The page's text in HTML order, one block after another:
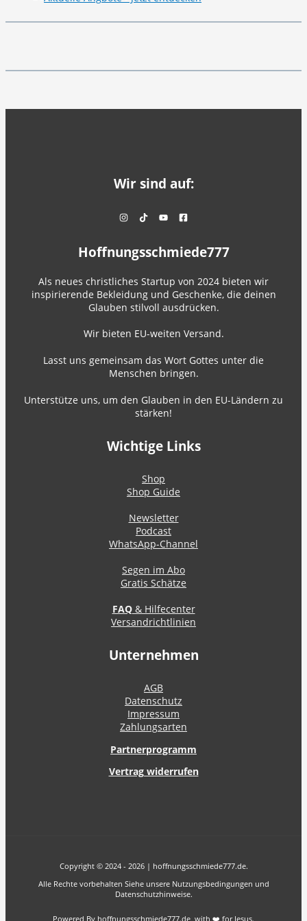
Wir sind auf:
Hoffnungsschmiede777
Als neues christliches Startup von 2024 bieten wir
inspirierende Bekleidung und Geschenke, die deinen
Glauben stilvoll ausdrücken.
Wir bieten EU-weiten Versand.
Lasst uns gemeinsam das Wort Gottes unter die
Menschen bringen.
Unterstütze uns, um den Glauben in den EU-Ländern zu
stärken!
Wichtige Links
Shop
Shop Guide
Newsletter
Podcast
WhatsApp-Channel
Segen im Abo
Gratis Schätze
FAQ& Hilfecenter
Versandrichtlinien
Unternehmen
AGB
Datenschutz
Impressum
Zahlungsarten
Partnerprogramm
Vertrag widerrufen
Copyright © 2024 - 2026 | hoffnungsschmiede777.de.
Alle Rechte vorbehalten Siehe unsere Nutzungsbedingungen und
Datenschutzhinweise.
Powered By hoffnungsschmiede777.de with ❤️ for Jesus.